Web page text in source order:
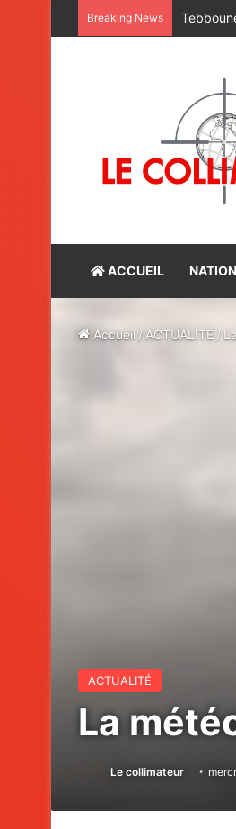
Breaking News La
ACCUEIL NATION
Accueil/ACTUALITÉ/
ACTUALITÉ
La
Le collimateur